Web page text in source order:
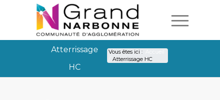
Atterrissage
HC
Vous êtes ici :
Atterrissage HC